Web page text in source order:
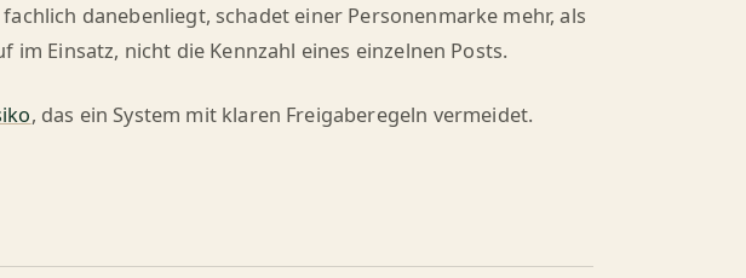
danebenliegt, schadet einer Personenmarke mehr, als
im Einsatz, nicht die Kennzahl eines einzelnen Posts.
, das ein System mit klaren Freigaberegeln vermeidet.